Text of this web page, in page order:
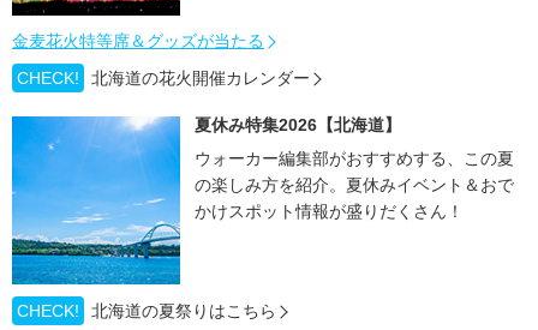
金麦花火特等席＆グッズが当たる
CHECK!
北海道の花火開催カレンダー
夏休み特集2026【北海道】
ウォーカー編集部がおすすめする、この夏
の楽しみ方を紹介。夏休みイベント＆おで
かけスポット情報が盛りだくさん！
CHECK! 北海道の夏祭りはこちら